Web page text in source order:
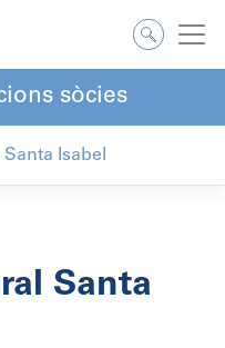
sòcies
Santa Isabel
Santa